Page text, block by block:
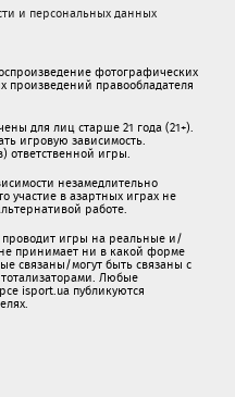
и персональных данных
фотографических
правообладателя
для лиц старше 21 года (21+).
игровую зависимость.
ответственной игры.
незамедлительно
участие в азартных играх не
работе.
игры на реальные и/
принимает ни в какой форме
связаны/могут быть связаны c
Любые
isport.ua публикуютcя